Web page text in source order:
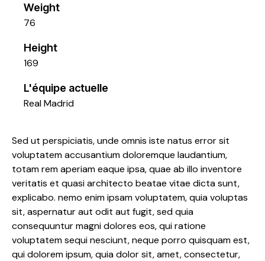
Weight
76
Height
169
L'équipe actuelle
Real Madrid
Sed ut perspiciatis, unde omnis iste natus error sit
voluptatem accusantium doloremque laudantium,
totam rem aperiam eaque ipsa, quae ab illo inventore
veritatis et quasi architecto beatae vitae dicta sunt,
explicabo. nemo enim ipsam voluptatem, quia voluptas
sit, aspernatur aut odit aut fugit, sed quia
consequuntur magni dolores eos, qui ratione
voluptatem sequi nesciunt, neque porro quisquam est,
qui dolorem ipsum, quia dolor sit, amet, consectetur,